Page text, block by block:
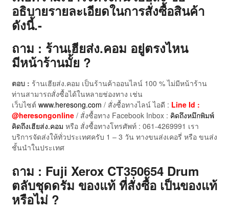
อธิบายรายละเอียดในการสั่งซื้อสินค้า
ดังนี้.-
ถาม : ร้านเฮียส่ง.คอม อยู่ตรงไหน
มีหน้าร้านมั้ย ?
ตอบ : ร้านเฮียส่ง.คอม เป็นร้านค้าออนไลน์ 100 % ไม่มีหน้าร้าน
ท่านสามารถสั่งซื้อได้ในหลายช่องทาง เช่น
เว็บไซต์ www.heresong.com / สั่งซื้อทางไลน์ ไอดี : Line Id :
@heresongonline / สั่งซื้อทาง Facebook Inbox : คิดถึงหมึกพิมพ์
คิดถึงเฮียส่ง.คอม หรือ สั่งซื้อทางโทรศัพท์ : 061-4269991 เรา
บริการจัดส่งให้ทั่วประเทศครับ 1 – 3 วัน ทางขนส่งเคอรี่ หรือ ขนส่ง
ชั้นนำในประเทศ
ถาม : Fuji Xerox CT350654 Drum
ตลับชุดดรัม ของแท้ ที่สั่งซื้อ เป็นของแท้
หรือไม่ ?